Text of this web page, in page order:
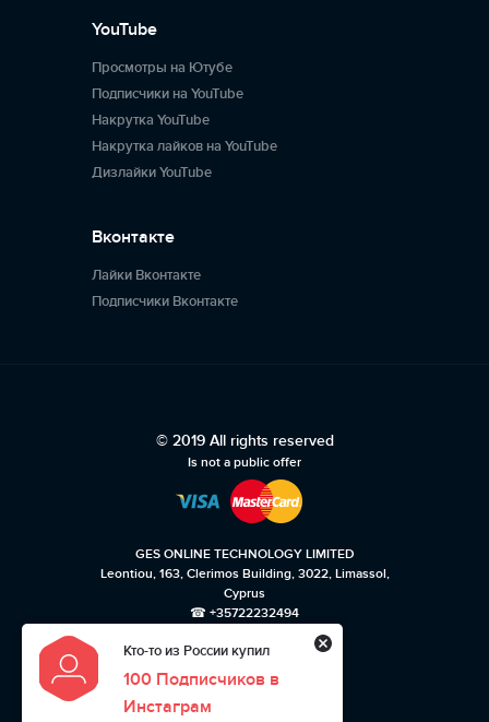
YouTube
Просмотры на Ютубе
Подписчики на YouTube
Накрутка YouTube
Накрутка лайков на YouTube
Дизлайки YouTube
Вконтакте
Лайки Вконтакте
Подписчики Вконтакте
© 2019 All rights reserved
Is not a public offer
GES ONLINE TECHNOLOGY LIMITED
Leontiou, 163, Clerimos Building, 3022, Limassol,
Cyprus
☎ +35722232494
Privacy policy
Terms of use
Кто-то из России купил
100 Подписчиков в
Инстаграм